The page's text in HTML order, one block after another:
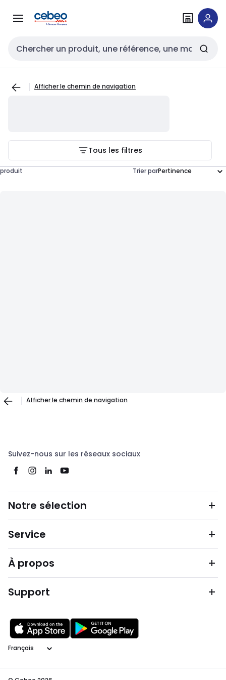
navigationau
Entrée de recherche
Afficher le chemin de navigation
Tous les filtres
produit Trier par
Afficher le chemin de navigation
Suivez-nous sur les réseaux sociaux
Notre sélection
Service
À propos
Support
Langage